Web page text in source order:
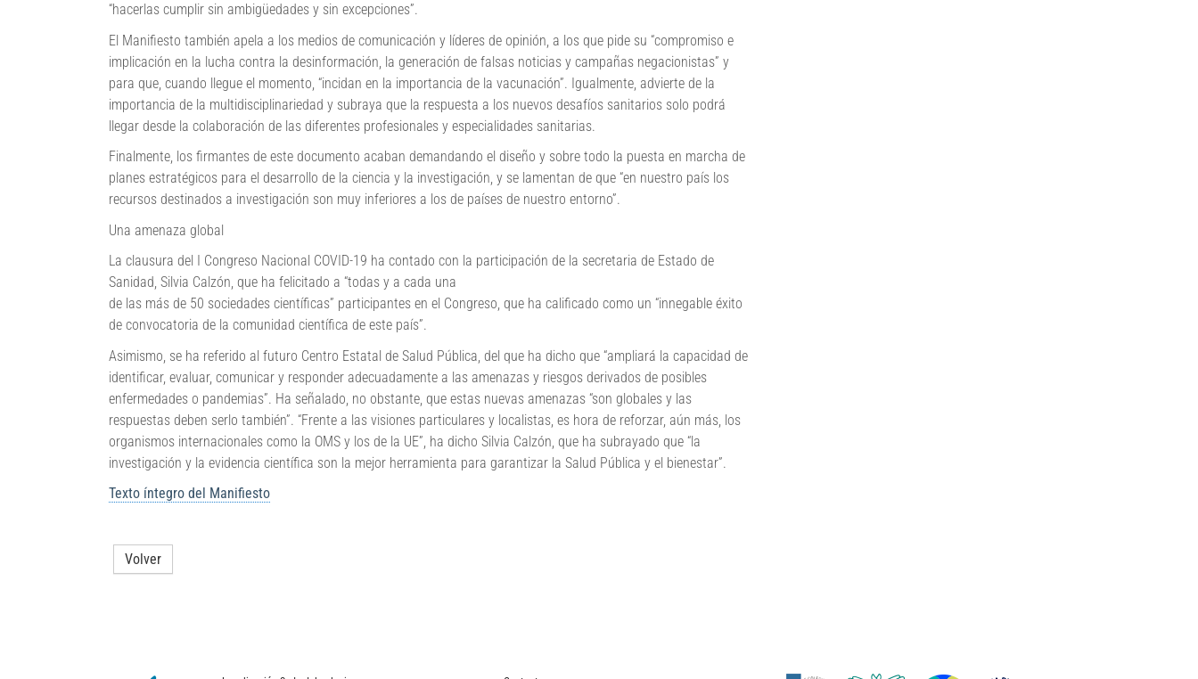
“hacerlas cumplir sin ambigüedades y sin excepciones”.
El Manifiesto también apela a los medios de comunicación y líderes de opinión, a los que pide su “compromiso e
implicación en la lucha contra la desinformación, la generación de falsas noticias y campañas negacionistas” y
para que, cuando llegue el momento, “incidan en la importancia de la vacunación”. Igualmente, advierte de la
importancia de la multidisciplinariedad y subraya que la respuesta a los nuevos desafíos sanitarios solo podrá
llegar desde la colaboración de las diferentes profesionales y especialidades sanitarias.
Finalmente, los firmantes de este documento acaban demandando el diseño y sobre todo la puesta en marcha de
planes estratégicos para el desarrollo de la ciencia y la investigación, y se lamentan de que “en nuestro país los
recursos destinados a investigación son muy inferiores a los de países de nuestro entorno”.
Una amenaza global
La clausura del I Congreso Nacional COVID-19 ha contado con la participación de la secretaria de Estado de
Sanidad, Silvia Calzón, que ha felicitado a “todas y a cada una
de las más de 50 sociedades científicas” participantes en el Congreso, que ha calificado como un “innegable éxito
de convocatoria de la comunidad científica de este país”.
Asimismo, se ha referido al futuro Centro Estatal de Salud Pública, del que ha dicho que “ampliará la capacidad de
identificar, evaluar, comunicar y responder adecuadamente a las amenazas y riesgos derivados de posibles
enfermedades o pandemias”. Ha señalado, no obstante, que estas nuevas amenazas “son globales y las
respuestas deben serlo también”. “Frente a las visiones particulares y localistas, es hora de reforzar, aún más, los
organismos internacionales como la OMS y los de la UE”, ha dicho Silvia Calzón, que ha subrayado que “la
investigación y la evidencia científica son la mejor herramienta para garantizar la Salud Pública y el bienestar”.
Texto íntegro del Manifiesto
Volver